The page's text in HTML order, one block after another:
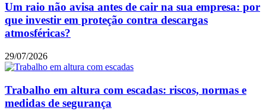
Um raio não avisa antes de cair na sua empresa: por
que investir em proteção contra descargas
atmosféricas?
29/07/2026
Trabalho em altura com escadas: riscos, normas e
medidas de segurança